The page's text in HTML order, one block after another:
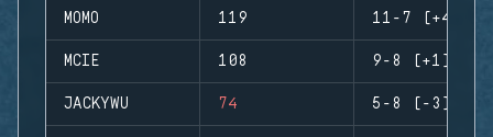
MOMO 119 11-7 (+4)
MCIE 108 9-8 (+1)
JACKYWU 74 5-8 (-3)